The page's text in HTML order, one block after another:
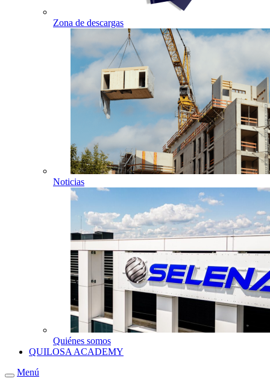
Zona de descargas
Noticias
Quiénes somos
QUILOSA ACADEMY
Menú